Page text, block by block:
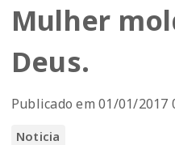
Mulher
Deus.
Publicado em 01/01/2017
Noticia